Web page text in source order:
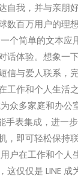
我，并与亲朋
百万用户的理想
个简单的文本
话体验。想象一
信与爱人联系，
工作和个人生活
众多家庭和办公
表集成，进一
即可轻松保持联
户在工作和个
仅仅是 LINE